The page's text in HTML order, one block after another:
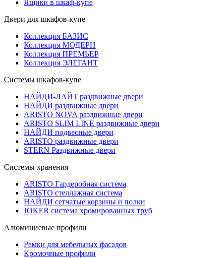
Ящики в шкаф-купе
Двери для шкафов-купе
Коллекция БАЗИС
Коллекция МОДЕРН
Коллекция ПРЕМЬЕР
Коллекция ЭЛЕГАНТ
Системы шкафов-купе
НАЙДИ-ЛАЙТ раздвижные двери
НАЙДИ раздвижные двери
ARISTO NOVA раздвижные двери
ARISTO SLIM LINE раздвижные двери
НАЙДИ подвесные двери
ARISTO раздвижные двери
STERN Раздвижные двери
Системы хранения
ARISTO Гардеробная система
ARISTO стеллажная система
НАЙДИ сетчатые корзины и полки
JOKER система хромированных труб
Алюминиевые профили
Рамки для мебельных фасадов
Кромочные профили